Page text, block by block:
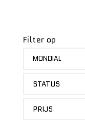
Filter op
MONDIAL
STATUS
PRIJS